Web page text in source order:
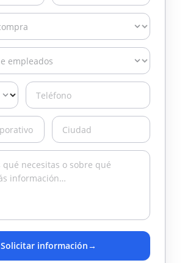
Solicitar información→